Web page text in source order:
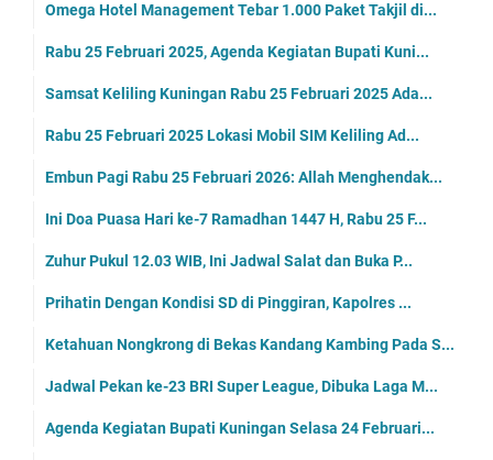
Omega Hotel Management Tebar 1.000 Paket Takjil di...
Rabu 25 Februari 2025, Agenda Kegiatan Bupati Kuni...
Samsat Keliling Kuningan Rabu 25 Februari 2025 Ada...
Rabu 25 Februari 2025 Lokasi Mobil SIM Keliling Ad...
Embun Pagi Rabu 25 Februari 2026: Allah Menghendak...
Ini Doa Puasa Hari ke-7 Ramadhan 1447 H, Rabu 25 F...
Zuhur Pukul 12.03 WIB, Ini Jadwal Salat dan Buka P...
Prihatin Dengan Kondisi SD di Pinggiran, Kapolres ...
Ketahuan Nongkrong di Bekas Kandang Kambing Pada S...
Jadwal Pekan ke-23 BRI Super League, Dibuka Laga M...
Agenda Kegiatan Bupati Kuningan Selasa 24 Februari...